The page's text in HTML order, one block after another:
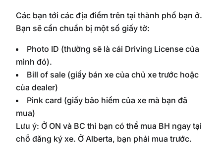
Các bạn tới các địa điểm trên tại thành phố bạn ở.
Bạn sẽ cần chuẩn bị một số giấy tờ:
Photo ID (thường sẽ là cái Driving License của
mình đó).
Bill of sale (giấy bán xe của chủ xe trước hoặc
của dealer)
Pink card (giấy bảo hiểm của xe mà bạn đã
mua)
Lưu ý: Ở ON và BC thì bạn có thể mua BH ngay tại
chỗ đăng ký xe. Ở Alberta, bạn phải mua trước.